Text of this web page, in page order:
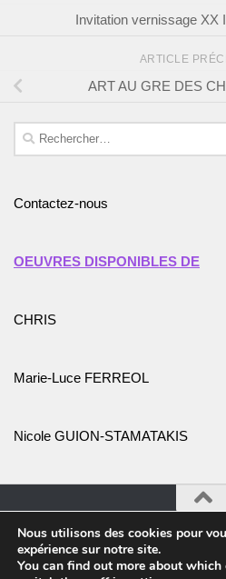
Invitation vernissage XX
ARTICLE
ART AU GRE DES
Rechercher :
Contactez-nous
OEUVRES DISPONIBLES DE
CHRIS
Marie-Luce FERREOL
Nicole GUION-STAMATAKIS
Association Promotion de l'Art et
droits
Nous utilisons des cookies pour
expérience sur notre site.
You can find out more about